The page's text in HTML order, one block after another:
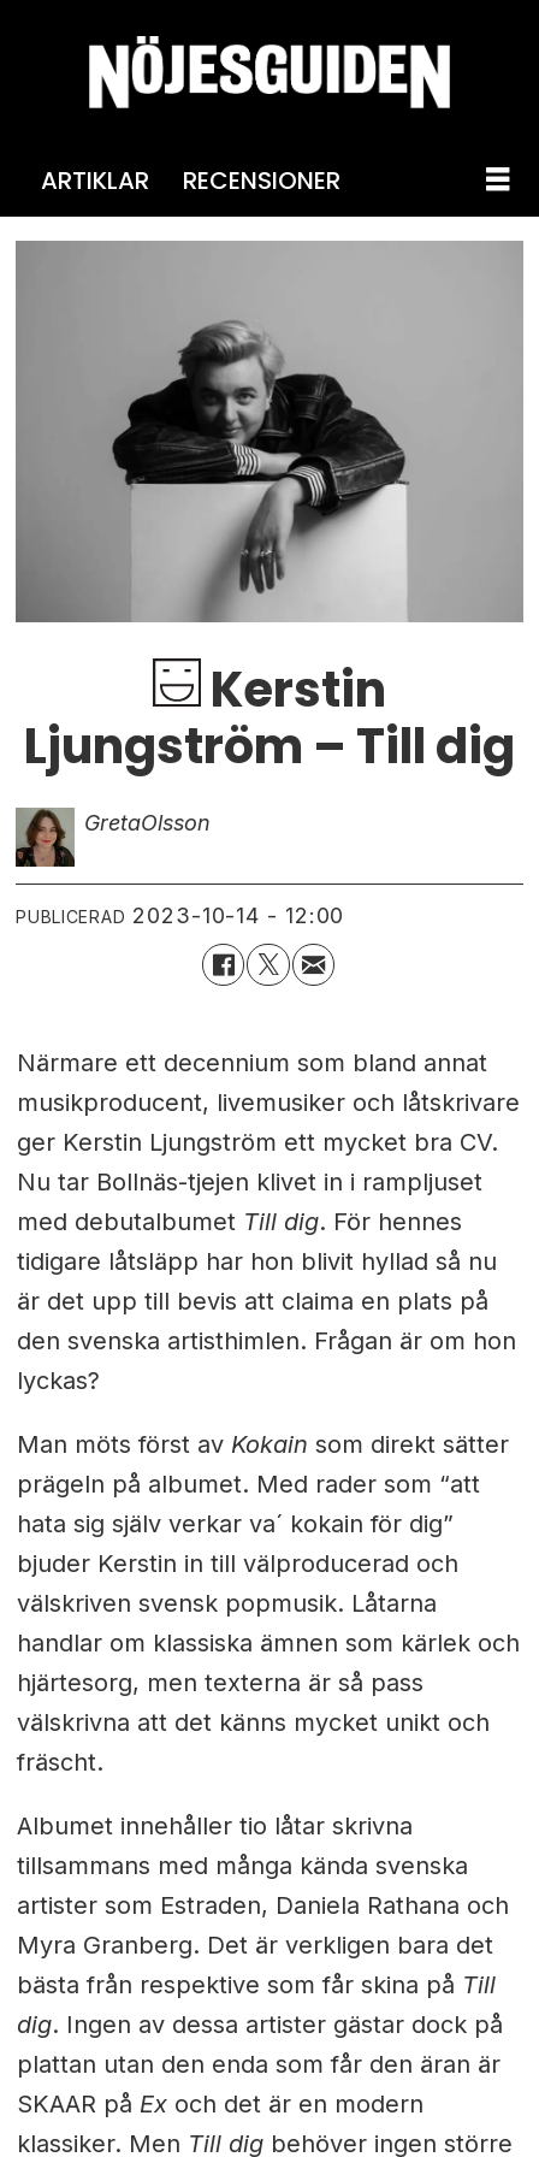
ARTIKLAR RECENSIONER
Kerstin
Ljungström – Till dig
GretaOlsson
PUBLICERAD 2023-10-14 - 12:00
Närmare ett decennium som bland annat
musikproducent, livemusiker och låtskrivare
ger Kerstin Ljungström ett mycket bra CV.
Nu tar Bollnäs-tjejen klivet in i rampljuset
med debutalbumet Till dig. För hennes
tidigare låtsläpp har hon blivit hyllad så nu
är det upp till bevis att claima en plats på
den svenska artisthimlen. Frågan är om hon
lyckas?
Man möts först av Kokain som direkt sätter
prägeln på albumet. Med rader som “att
hata sig själv verkar va´ kokain för dig”
bjuder Kerstin in till välproducerad och
välskriven svensk popmusik. Låtarna
handlar om klassiska ämnen som kärlek och
hjärtesorg, men texterna är så pass
välskrivna att det känns mycket unikt och
fräscht.
Albumet innehåller tio låtar skrivna
tillsammans med många kända svenska
artister som Estraden, Daniela Rathana och
Myra Granberg. Det är verkligen bara det
bästa från respektive som får skina på Till
dig. Ingen av dessa artister gästar dock på
plattan utan den enda som får den äran är
SKAAR på Exoch det är en modern
klassiker. Men Till digbehöver ingen större